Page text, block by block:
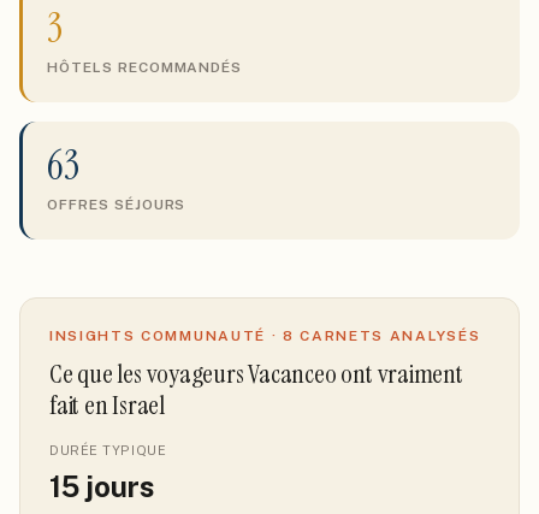
3
HÔTELS RECOMMANDÉS
63
OFFRES SÉJOURS
INSIGHTS COMMUNAUTÉ · 8 CARNETS ANALYSÉS
Ce que les voyageurs Vacanceo ont vraiment
fait en Israel
DURÉE TYPIQUE
15 jours